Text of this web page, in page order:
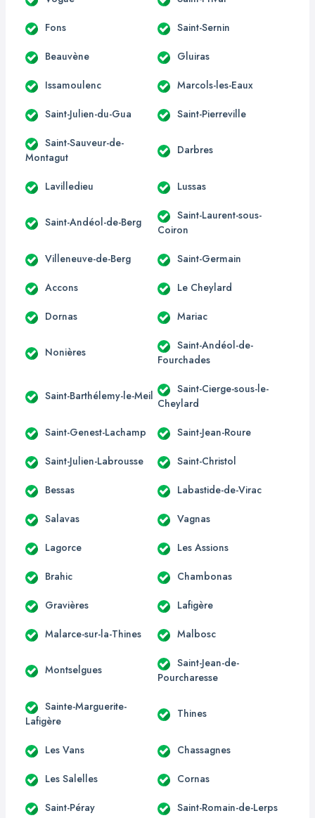
Fons Saint-Sernin
Beauvène Gluiras
Issamoulenc Marcols-les-Eaux
Saint-Julien-du-Gua Saint-Pierreville
Saint-Sauveur-de-
Montagut
Darbres
Lavilledieu Lussas
Saint-Andéol-de-Berg
Saint-Laurent-sous-
Coiron
Villeneuve-de-Berg Saint-Germain
Accons Le Cheylard
Dornas Mariac
Nonières
Saint-Andéol-de-
Fourchades
Saint-Barthélemy-le-Meil
Saint-Cierge-sous-le-
Cheylard
Saint-Genest-Lachamp Saint-Jean-Roure
Saint-Julien-Labrousse Saint-Christol
Bessas Labastide-de-Virac
Salavas Vagnas
Lagorce Les Assions
Brahic Chambonas
Gravières Lafigère
Malarce-sur-la-Thines Malbosc
Montselgues
Saint-Jean-de-
Pourcharesse
Sainte-Marguerite-
Lafigère
Thines
Les Vans Chassagnes
Les Salelles Cornas
Saint-Péray Saint-Romain-de-Lerps